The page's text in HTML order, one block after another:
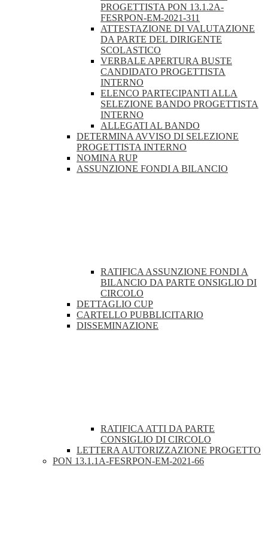
PROGETTISTA PON 13.1.2A-
FESRPON-EM-2021-311
ATTESTAZIONE DI VALUTAZIONE
DA PARTE DEL DIRIGENTE
SCOLASTICO
VERBALE APERTURA BUSTE
CANDIDATO PROGETTISTA
INTERNO
ELENCO PARTECIPANTI ALLA
SELEZIONE BANDO PROGETTISTA
INTERNO
ALLEGATI AL BANDO
DETERMINA AVVISO DI SELEZIONE
PROGETTISTA INTERNO
NOMINA RUP
ASSUNZIONE FONDI A BILANCIO
RATIFICA ASSUNZIONE FONDI A
BILANCIO DA PARTE ONSIGLIO DI
CIRCOLO
DETTAGLIO CUP
CARTELLO PUBBLICITARIO
DISSEMINAZIONE
RATIFICA ATTI DA PARTE
CONSIGLIO DI CIRCOLO
LETTERA AUTORIZZAZIONE PROGETTO
PON 13.1.1A-FESRPON-EM-2021-66